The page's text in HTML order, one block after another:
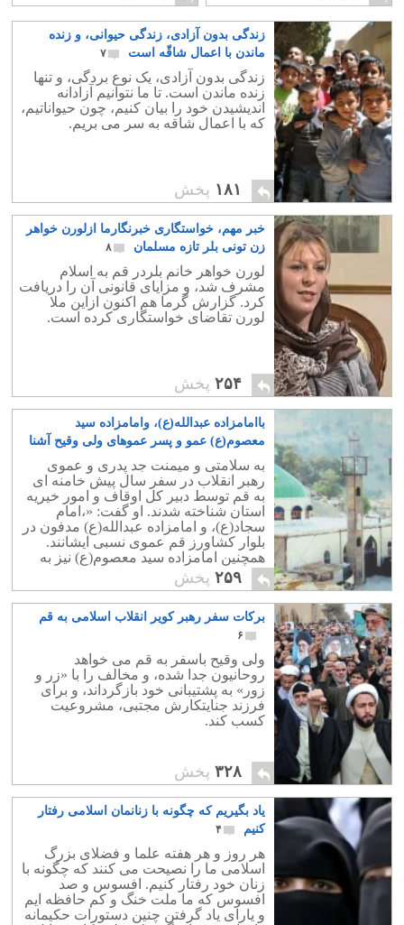
زندگی بدون آزادی، زندگی حیوانی، و زنده
ماندن با اعمال شاقّه است
۷
زندگی بدون آزادی، یک نوع بردگی، و تنها
زنده ماندن است. تا ما نتوانیم آزادانه
اندیشیدن خود را بیان کنیم، چون حیواناتیم،
که با اعمال شاقه به سر می بریم.
۱۸۱ پخش
خبر مهم، خواستگاری خبرنگارما ازلورن خواهر
زن تونی بلر تازه مسلمان
۸
لورن خواهر خانم بلردر قم به اسلام
مشرف شد، و مزایای قانونی آن را دریافت
کرد. گزارش گرما هم اکنون ازاین ملا
لورن تقاضای خواستگاری کرده است.
۲۵۴ پخش
باامامزاده عبدالله(ع)، وامامزاده سید
معصوم(ع) عمو و پسر عموهای ولی وقیح آشنا
به سلامتی و میمنت جد پدری و عموی
رهبر انقلاب در سفر سال پیش خامنه ای
به قم توسط دبیر کل اوقاف و امور خیریه
استان شناخته شدند. او گفت: «،امام
سجاد(ع)، و امامزاده عبدالله(ع) مدفون در
بلوار کشاورز قم عموی نسبی ایشانند.
همچنین امامزاده سید معصوم(ع) نیز به
عنوان پسر عموی نسبی اشان به شمار
می‌آیند».
۲۵۹ پخش
برکات سفر رهبر کویر انقلاب اسلامی به قم
۶
ولی وقیح باسفر به قم می خواهد
روحانیون جدا شده، و مخالف را با «زر و
زور» به پشتیبانی خود بازگرداند، و برای
فرزند جنایتکارش مجتبی، مشروعیت
کسب کند.
۳۲۸ پخش
یاد بگیریم که چگونه با زنانمان اسلامی رفتار
کنیم
۴
هر روز و هر هفته علما و فضلای بزرگ
اسلامی ما را نصیحت می کنند که چگونه با
زنان خود رفتار کنیم. افسوس و صد
افسوس که ما ملت خنگ و کم حافظه ایم
و یارای یاد گرفتن چنین دستورات حکیمانه